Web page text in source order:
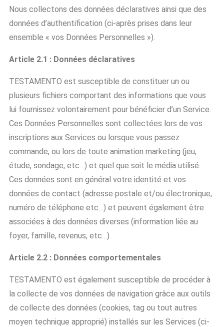
Nous collectons des données déclaratives ainsi que des
données d’authentification (ci-après prises dans leur
ensemble « vos Données Personnelles »).
Article 2.1 : Données déclaratives
TESTAMENTO est susceptible de constituer un ou
plusieurs fichiers comportant des informations que vous
lui fournissez volontairement pour bénéficier d’un Service.
Ces Données Personnelles sont collectées lors de vos
inscriptions aux Services ou lorsque vous passez
commande, ou lors de toute animation marketing (jeu,
étude, sondage, etc…) et quel que soit le média utilisé.
Ces données sont en général votre identité et vos
données de contact (adresse postale et/ou électronique,
numéro de téléphone etc…) et peuvent également être
associées à des données diverses (information liée au
foyer, famille, revenus, etc…).
Article 2.2 : Données comportementales
TESTAMENTO est également susceptible de procéder à
la collecte de vos données de navigation grâce aux outils
de collecte des données (cookies, tag ou tout autres
moyen technique approprié) installés sur les Services (ci-